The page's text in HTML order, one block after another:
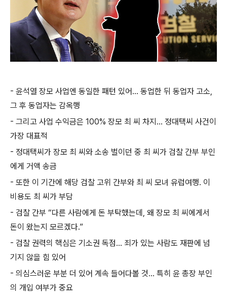
- 윤석열 장모 사업엔 동일한 패턴 있어... 동업한 뒤 동업자 고소,
그 후 동업자는 감옥행
- 그리고 사업 수익금은 100% 장모 최 씨 차지... 정대택씨 사건이
가장 대표적
- 정대택씨가 장모 최 씨와 소송 벌이던 중 최 씨가 검찰 간부 부인
에게 거액 송금
- 또한 이 기간에 해당 검찰 고위 간부와 최 씨 모녀 유럽여행. 이
비용도 최 씨가 부담
- 검찰 간부 “다른 사람에게 돈 부탁했는데, 왜 장모 최 씨에게서
돈이 왔는지 모르겠다.”
- 검찰 권력의 핵심은 기소권 독점... 죄가 있는 사람도 재판에 넘
기지 않을 힘 있어
- 의심스러운 부분 더 있어 계속 들어다볼 것... 특히 윤 총장 부인
의 개입 여부가 중요